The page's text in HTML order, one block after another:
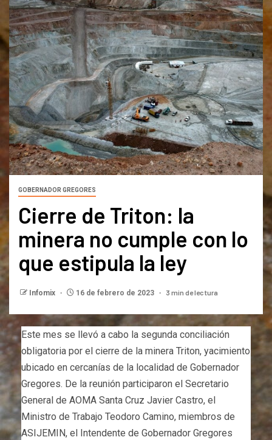
GOBERNADOR GREGORES
Cierre de Triton: la
minera no cumple con lo
que estipula la ley
Infomix 16 de febrero de 2023 3 min de lectura
Este mes se llevó a cabo la segunda conciliación
obligatoria por el cierre de la minera Triton, yacimiento
ubicado en cercanías de la localidad de Gobernador
Gregores. De la reunión participaron el Secretario
General de AOMA Santa Cruz Javier Castro, el
Ministro de Trabajo Teodoro Camino, miembros de
ASIJEMIN, el Intendente de Gobernador Gregores